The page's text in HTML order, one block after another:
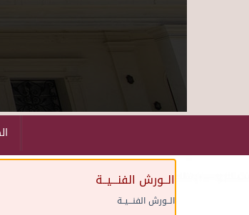
الــورش الفنـــيــة
الــورش الفنـــيــة